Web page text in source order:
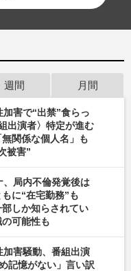
週間 月間
害で“出禁”食らっ
出演者〉特定が進む
関係な個人名」も
被害”
、局内不倫発覚後は
に“在宅勤務”も
部しか知らされてい
可能性も
加害騒動、番組出演
記憶がない」言い訳